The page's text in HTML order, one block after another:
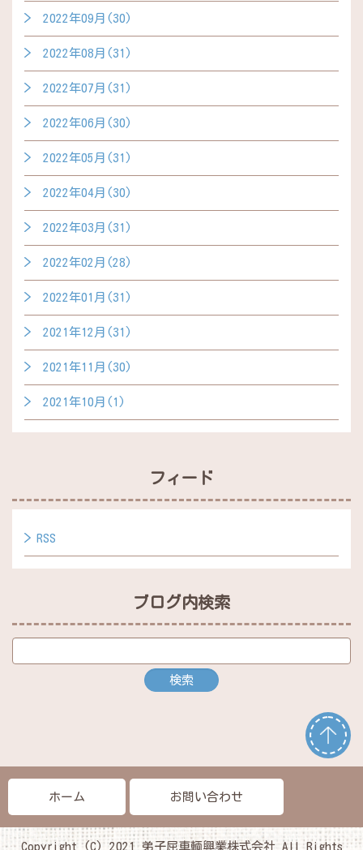
2022年09月(30)
2022年08月(31)
2022年07月(31)
2022年06月(30)
2022年05月(31)
2022年04月(30)
2022年03月(31)
2022年02月(28)
2022年01月(31)
2021年12月(31)
2021年11月(30)
2021年10月(1)
フィード
RSS
ブログ内検索
ホーム お問い合わせ
Copyright (C) 2021 弟子屈車輌興業株式会社 All Rights